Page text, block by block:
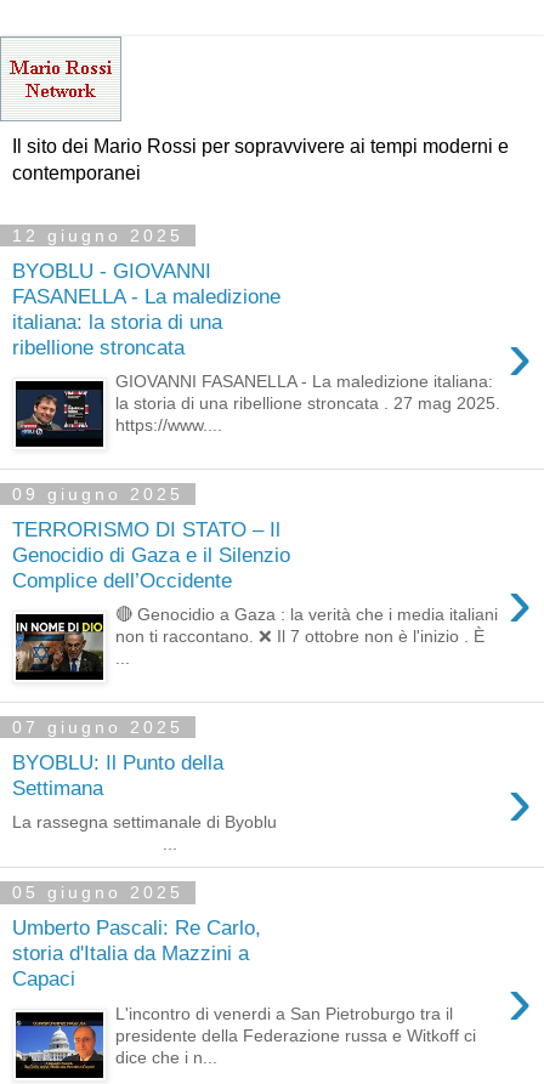
Il sito dei Mario Rossi per sopravvivere ai tempi moderni e
contemporanei
12 giugno 2025
BYOBLU - GIOVANNI
FASANELLA - La maledizione
italiana: la storia di una
ribellione stroncata
›
GIOVANNI FASANELLA - La maledizione italiana:
la storia di una ribellione stroncata . 27 mag 2025.
https://www....
09 giugno 2025
TERRORISMO DI STATO – Il
Genocidio di Gaza e il Silenzio
Complice dell’Occidente
›
🔴 Genocidio a Gaza : la verità che i media italiani
non ti raccontano. ❌ Il 7 ottobre non è l'inizio . È
...
07 giugno 2025
BYOBLU: Il Punto della
Settimana
›
La rassegna settimanale di Byoblu ͏ ‌ ͏ ‌ ͏ ‌ ͏ ‌ ͏ ‌ ͏ ‌ ͏ ‌
͏ ‌ ͏ ‌ ͏ ‌ ͏ ‌ ...
05 giugno 2025
Umberto Pascali: Re Carlo,
storia d'Italia da Mazzini a
Capaci
›
L'incontro di venerdi a San Pietroburgo tra il
presidente della Federazione russa e Witkoff ci
dice che i n...